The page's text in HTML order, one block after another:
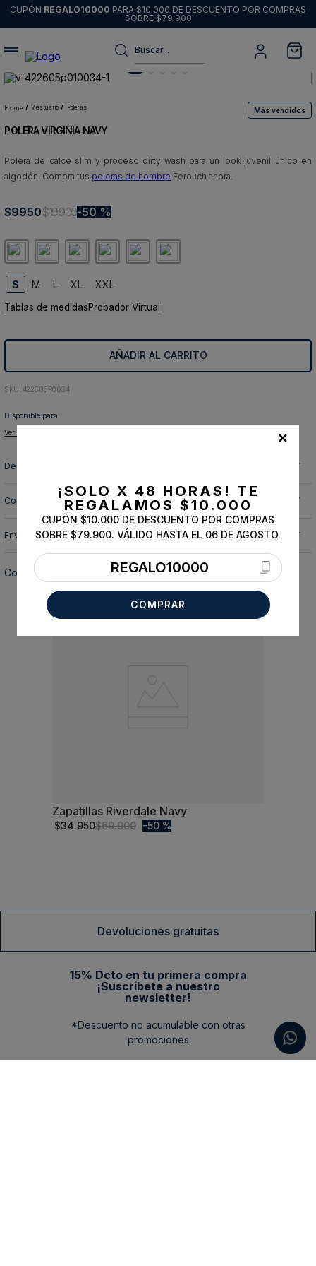
CUPÓN REGALO10000 PARA $10.000 DE DESCUENTO POR COMPRAS
SOBRE $79.900
Buscar...
vestuario poleras Más vendidos
POLERA VIRGINIA NAVY
Polera de calce slim y proceso dirty wash para un look juvenil único en
algodón. Compra tus poleras de hombre Ferouch ahora.
$9950$19.900 50 %
S M L XL XXL
Tablas de medidasProbador Virtual
AÑADIR AL CARRITO
: 422605P0034
Disponible para:
Ver tiendas disponibles para retiro
Descripción y cuidado de la prenda
Composición
Envíos, cambios y devoluciones
Completa tu look
42
Zapatillas Riverdale Navy
$34.950$69.900 50 %
Devoluciones gratuitas
15% Dcto en tu primera compra
¡Suscribete a nuestro
newsletter!
*Descuento no acumulable con otras
promociones
✕
¡SOLO X 48 HORAS! TE
REGALAMOS $10.000
CUPÓN $10.000 DE DESCUENTO POR COMPRAS
SOBRE $79.900. VÁLIDO HASTA EL 06 DE AGOSTO.
REGALO10000
COMPRAR
1.
sweater
2.
chaquetas
3.
pantalon
4
camisas
5.
chaqueta cuero
7.
blazer
8
chaqueta
9.
poleron